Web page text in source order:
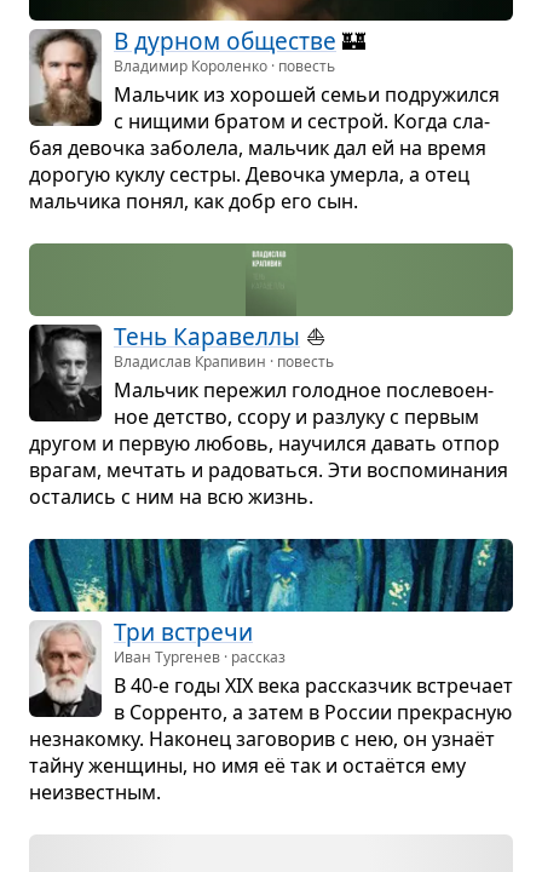
В дур­ном обще­стве 🏰️
Владимир Короленко · повесть
Маль­чик из хоро­шей семьи подру­жился
с нищими бра­том и сестрой. Когда сла­
бая девочка забо­лела, маль­чик дал ей на время
доро­гую куклу сестры. Девочка умерла, а отец
маль­чика понял, как добр его сын.
Тень Кара­веллы ⛵
Владислав Крапивин · повесть
Маль­чик пере­жил голод­ное после­во­ен­
ное дет­ство, ссору и раз­луку с пер­вым
дру­гом и пер­вую любовь, научился давать отпор
вра­гам, меч­тать и радо­ваться. Эти вос­по­ми­на­ния
оста­лись с ним на всю жизнь.
Три встречи
Иван Тургенев · рассказ
В 40-е годы XIX века рас­сказ­чик встре­чает
в Сор­ренто, а затем в Рос­сии пре­крас­ную
незна­комку. Нако­нец заго­во­рив с нею, он узнаёт
тайну жен­щины, но имя её так и остаётся ему
неиз­вест­ным.